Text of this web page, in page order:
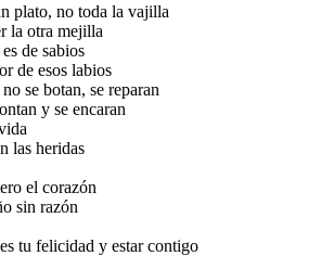
plato, no toda la vajilla
la otra mejilla
de sabios
de esos labios
se botan, se reparan
y se encaran
las heridas
el corazón
sin razón
tu felicidad y estar contigo